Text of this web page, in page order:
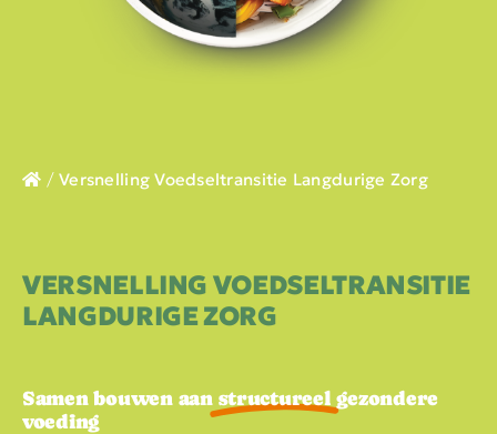
/Versnelling Voedseltransitie Langdurige Zorg
VERSNELLING VOEDSELTRANSITIE
LANGDURIGE ZORG
Samen bouwen aan structureel gezondere
voeding